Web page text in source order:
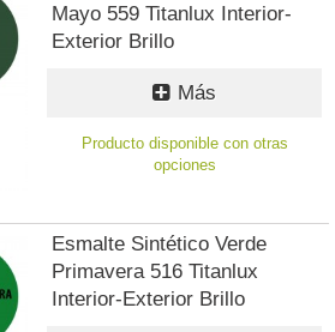
Mayo 559 Titanlux Interior-
Exterior Brillo
Más
Producto disponible con otras
opciones
Esmalte Sintético Verde
Primavera 516 Titanlux
Interior-Exterior Brillo